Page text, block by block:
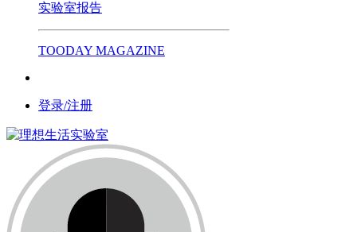
实验室报告
TOODAY MAGAZINE
登录/注册